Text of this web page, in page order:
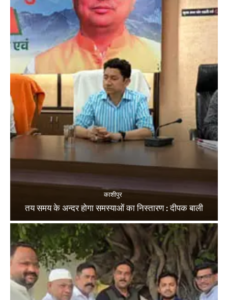
काशीपुर
तय समय के अन्दर होगा समस्याओं का निस्तारण : दीपक बाली